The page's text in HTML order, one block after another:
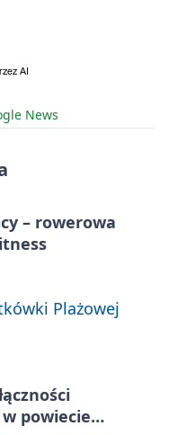
News
– rowerowa
Plażowej
powiecie